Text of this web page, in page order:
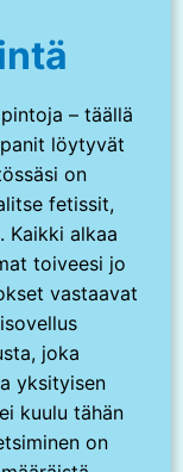
– täällä
löytyvät
on
fetissit,
Kaikki alkaa
toiveesi jo
vastaavat
joka
yksityisen
kuulu tähän
on